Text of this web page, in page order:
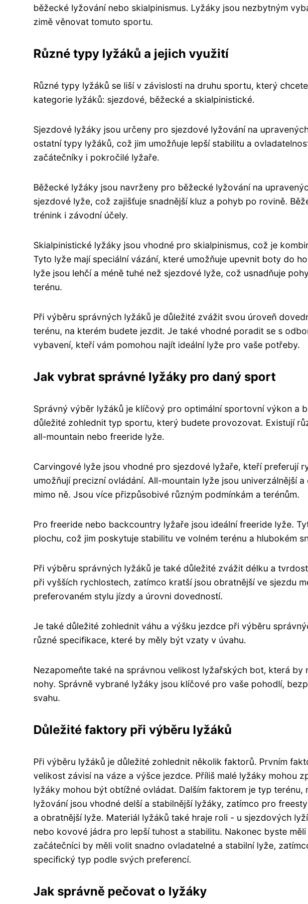
běžecké lyžování nebo skialpinismus. Lyžáky jsou nezbytným
zimě věnovat tomuto sportu.
Různé typy lyžáků a jejich využití
Různé typy lyžáků se liší v závislosti na druhu sportu, který
kategorie lyžáků: sjezdové, běžecké a skialpinistické.
Sjezdové lyžáky jsou určeny pro sjezdové lyžování na
ostatní typy lyžáků, což jim umožňuje lepší stabilitu a
začátečníky i pokročilé lyžaře.
Běžecké lyžáky jsou navrženy pro běžecké lyžování na
sjezdové lyže, což zajišťuje snadnější kluz a pohyb po rovině.
trénink i závodní účely.
Skialpinistické lyžáky jsou vhodné pro skialpinismus, což je
Tyto lyže mají speciální vázání, které umožňuje upevnit boty do
lyže jsou lehčí a méně tuhé než sjezdové lyže, což usnadňuje
terénu.
Při výběru správných lyžáků je důležité zvážit svou úroveň
terénu, na kterém budete jezdit. Je také vhodné poradit se s
vybavení, kteří vám pomohou najít ideální lyže pro vaše potřeby.
Jak vybrat správné lyžáky pro daný sport
Správný výběr lyžáků je klíčový pro optimální sportovní výkon a
důležité zohlednit typ sportu, který budete provozovat. Existují
all-mountain nebo freeride lyže.
Carvingové lyže jsou vhodné pro sjezdové lyžaře, kteří preferují
umožňují precizní ovládání. All-mountain lyže jsou univerzálnější
mimo ně. Jsou více přizpůsobivé různým podmínkám a terénům.
Pro freeride nebo backcountry lyžaře jsou ideální freeride lyže.
plochu, což jim poskytuje stabilitu ve volném terénu a hlubokém
Při výběru správných lyžáků je také důležité zvážit délku a
při vyšších rychlostech, zatímco kratší jsou obratnější ve sjezdu
preferovaném stylu jízdy a úrovni dovedností.
Je také důležité zohlednit váhu a výšku jezdce při výběru
různé specifikace, které by měly být vzaty v úvahu.
Nezapomeňte také na správnou velikost lyžařských bot, která by
nohy. Správně vybrané lyžáky jsou klíčové pro vaše pohodlí,
svahu.
Důležité faktory při výběru lyžáků
Při výběru lyžáků je důležité zohlednit několik faktorů. Prvním
velikost závisí na váze a výšce jezdce. Příliš malé lyžáky mohou
lyžáky mohou být obtížné ovládat. Dalším faktorem je typ
lyžování jsou vhodné delší a stabilnější lyžáky, zatímco pro
a obratnější lyže. Materiál lyžáků také hraje roli - u sjezdových
nebo kovové jádra pro lepší tuhost a stabilitu. Nakonec byste
začátečníci by měli volit snadno ovladatelné a stabilní lyže,
specifický typ podle svých preferencí.
Jak správně pečovat o lyžáky